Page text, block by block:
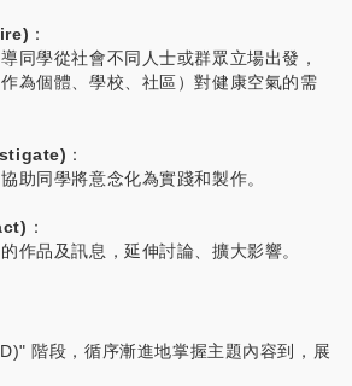
：
同學從社會不同人士或群眾立場出發，
為個體、學校、社區）對健康空氣的需
：
助同學將意念化為實踐和製作。
：
作品及訊息，延伸討論、擴大影響。
階段，循序漸進地掌握主題內容到，展